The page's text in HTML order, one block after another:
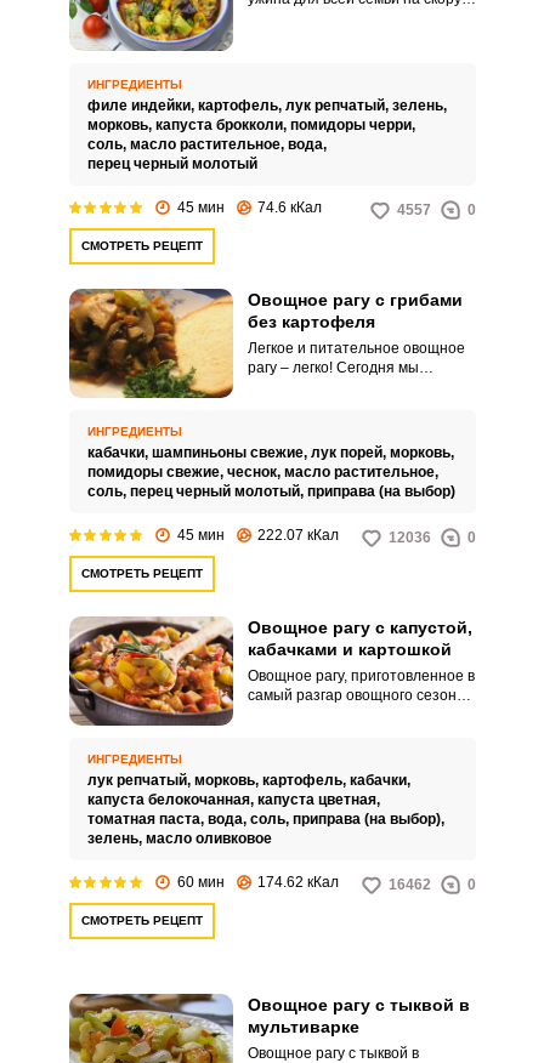
даже от небольшой порции.
ИНГРЕДИЕНТЫ
филе индейки, картофель, лук репчатый, зелень,
морковь, капуста брокколи, помидоры черри,
соль, масло растительное, вода,
перец черный молотый
45 мин 74.6 кКал 4557 0
СМОТРЕТЬ РЕЦЕПТ
Овощное рагу с грибами
без картофеля
Легкое и питательное овощное
рагу – легко! Сегодня мы
разнообразным мясным
блюдам, а также послужит
сытным обедом или ужином без
содержания мяса, ведь грибы
Получается быстро, легко и
ИНГРЕДИЕНТЫ
кабачки, шампиньоны свежие, лук порей, морковь,
помидоры свежие, чеснок, масло растительное,
соль, перец черный молотый, приправа (на выбор)
45 мин 222.07 кКал 12036 0
СМОТРЕТЬ РЕЦЕПТ
Овощное рагу с капустой,
кабачками и картошкой
Овощное рагу, приготовленное в
самый разгар овощного сезона
также может с достоинством их
заменить. Большое
разнообразие свежих овощей:
сытный картофель и
и белокочанной капустой.
ИНГРЕДИЕНТЫ
лук репчатый, морковь, картофель, кабачки,
капуста белокочанная, капуста цветная,
томатная паста, вода, соль, приправа (на выбор),
зелень, масло оливковое
60 мин 174.62 кКал 16462 0
СМОТРЕТЬ РЕЦЕПТ
Овощное рагу с тыквой в
мультиварке
Овощное рагу с тыквой в
Запомнить меня
ВХОД
ЕЩЕ НЕ ЗАРЕГИСТРИРОВАННЫ?